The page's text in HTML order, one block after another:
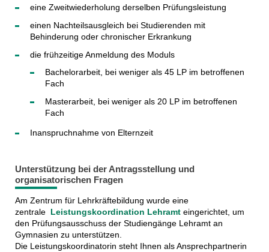
eine Zweitwiederholung derselben Prüfungsleistung
einen Nachteilsausgleich bei Studierenden mit
Behinderung oder chronischer Erkrankung
die frühzeitige Anmeldung des Moduls
Bachelorarbeit, bei weniger als 45 LP im betroffenen
Fach
Masterarbeit, bei weniger als 20 LP im betroffenen
Fach
Inanspruchnahme von Elternzeit
Unterstützung bei der Antragsstellung und
organisatorischen Fragen
Am Zentrum für Lehrkräftebildung wurde eine
zentrale Leistungskoordination Lehramteingerichtet, um
den Prüfungsausschuss der Studiengänge Lehramt an
Gymnasien zu unterstützen.
Die Leistungskoordinatorin steht Ihnen als Ansprechpartnerin